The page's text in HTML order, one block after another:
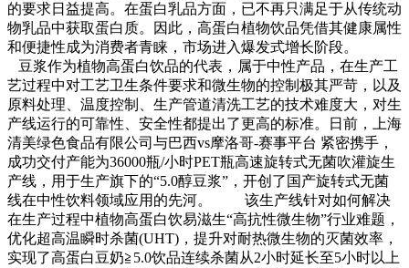
的要求日益提高。在蛋白乳品方面，已不再只满足于从传统动
物乳品中获取蛋白质。因此，高蛋白植物饮品凭借其健康属性
和便捷性成为消费者青睐，市场进入爆发式增长阶段。
豆浆作为植物高蛋白饮品的代表，属于中性产品，在生产工
艺过程中对工艺卫生条件要求和微生物的控制极其严苛，以及
原料处理、温度控制、生产管道清洗工艺的技术难度大，对生
产线运行的可靠性、安全性都提出了更高的标准。日前，上海
清美绿色食品有限公司与巴西vs摩洛哥-赛事平台 紧密携手，
成功交付产能为36000瓶/小时PET瓶高速旋转式无菌吹灌旋生
产线，用于生产旗下的“5.0醇豆浆”，开创了国产旋转式无菌
线在中性饮料领域应用的先河。 该生产线针对如何解决
在生产过程中植物高蛋白饮易滋生“高抗性微生物”行业难题，
优化超高温瞬时杀菌(UHT)，提升对耐热微生物的灭菌效率，
实现了高蛋白豆奶≧5.0饮品连续杀菌从2小时延长至5小时以上